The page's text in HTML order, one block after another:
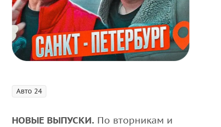
Авто 24
НОВЫЕ ВЫПУСКИ. По вторникам и